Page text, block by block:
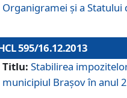
Organigramei şi a Statului
595/16.12.2013
Titlu: Stabilirea
municipiul Braşov în anul